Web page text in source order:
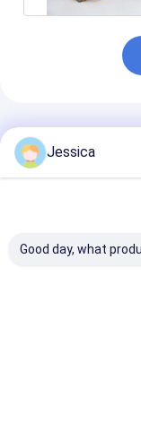
추천된 제품
Jessica
Good day, what